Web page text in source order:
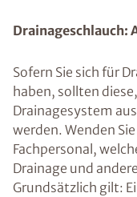
Drainageschlauch:
Sofern Sie sich für
haben, sollten
Drainagesystem
werden. Wenden
Fachpersonal,
Drainage und
Grundsätzlich gilt: